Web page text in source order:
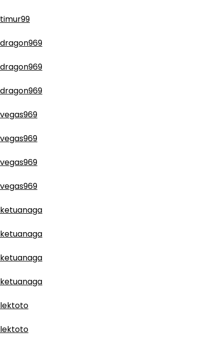
timur99
dragon969
dragon969
dragon969
vegas969
vegas969
vegas969
vegas969
ketuanaga
ketuanaga
ketuanaga
ketuanaga
lektoto
lektoto